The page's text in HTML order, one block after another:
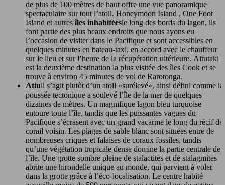
de plus de 100 mètres de haut offre une vue panoramique
spectaculaire sur tout l’atoll. Honeymoon Island , One Foot
Island et autresîles inhabitéesle long des bords du lagon, ils
font partie des plus beaux endroits que nous ayons eu
l’occasion de visiter dans le Pacifique et sont accessibles en
quelques minutes en bateau-taxi, en accord avec le chauffeur
sur le lieu et sur l’heure de la récupération ultérieure. Aitutaki
est la deuxième destination la plus visitée des îles Cook et se
trouve à environ 45 minutes de vol de Rarotonga.
Atiuil s’agit plutôt d’un atoll «surélevé», ainsi défini comme la
poussée tectonique a soulevé l’île de la mer de quelques
dizaines de mètres. Un magnifique lagon bleu turquoise
entoure toute l’île, tandis que les puissantes vagues du
Pacifique s’écrasent avec un grand vacarme le long du récif de
corail voisin. Les plages de sable blanc sont situées entre de
nombreuses criques et falaises de coraux fossiles, tandis
qu’une végétation tropicale dense domine la partie centrale de
l’île. Une grotte sombre pleine de stalactites et de stalagmites
abrite une hirondelle unique au monde, qui parvient à voler
dans la grotte grâce à l’éco-localisation. Le centre habité